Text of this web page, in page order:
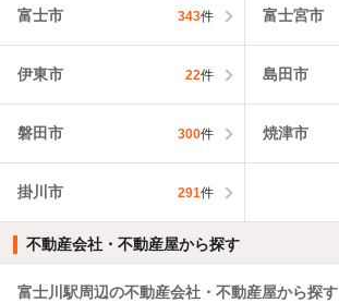
富士市 343件 富士宮市
伊東市 22件 島田市
磐田市 300件 焼津市
掛川市 291件
不動産会社・不動産屋から探す
富士川駅周辺の不動産会社・不動産屋から探す